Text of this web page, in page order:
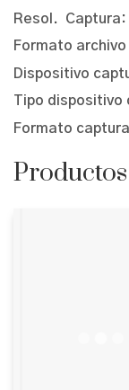
Resol.
Formato
Dispositivo
Tipo dispositivo
Formato